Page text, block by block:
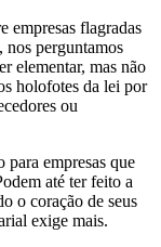
empresas flagradas
nos perguntamos
elementar, mas não
holofotes da lei por
ou
para empresas que
até ter feito a
o coração de seus
exige mais.